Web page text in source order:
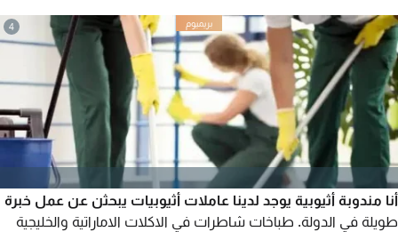
4
أنا مندوبة أثيوبية يوجد لدينا عاملات أثيوبيات يبحثن عن عمل خبرة
طويلة في الدولة. طباخات شاطرات في الاكلات الاماراتية والخليجية